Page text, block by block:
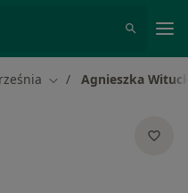
Zmień miasto
Agnieszka